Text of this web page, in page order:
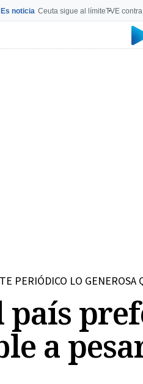
Es noticia Ceuta sigue al límiteTVE
PERIÓDICO LO
país
a